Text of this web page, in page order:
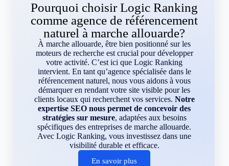
Pourquoi choisir Logic Ranking
comme agence de référencement
naturel à marche allouarde?
À marche allouarde, être bien positionné sur les
moteurs de recherche est crucial pour développer
votre activité. C’est ici que Logic Ranking
intervient. En tant qu’agence spécialisée dans le
référencement naturel, nous vous aidons à vous
démarquer en rendant votre site visible pour les
clients locaux qui recherchent vos services. Notre
expertise SEO nous permet de concevoir des
stratégies sur mesure, adaptées aux besoins
spécifiques des entreprises de marche allouarde.
Avec Logic Ranking, vous investissez dans une
visibilité durable et efficace.
En savoir plus